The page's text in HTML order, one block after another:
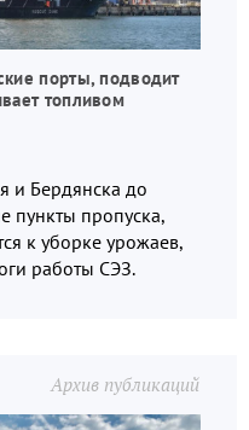
порты, подводит
топливом
и Бердянска до
пункты пропуска,
к уборке урожаев,
работы СЭЗ.
Архив публикаций